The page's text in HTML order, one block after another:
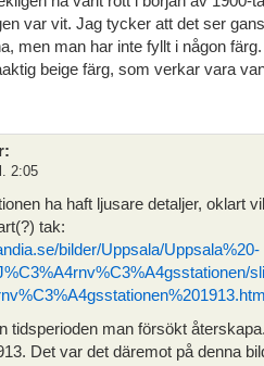
var vit. Jag tycker att det ser
men man har inte fyllt i någon
beige färg, som verkar vara
2:05
ha haft ljusare detaljer, oklart
tak:
bilder/Uppsala/Uppsala%20-
tidsperioden man försökt
Det var det däremot på denna